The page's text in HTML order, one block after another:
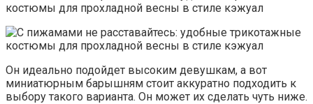
Он идеально подойдет высоким девушкам, а вот
миниатюрным барышням стоит аккуратно подходить к
выбору такого варианта. Он может их сделать чуть ниже.